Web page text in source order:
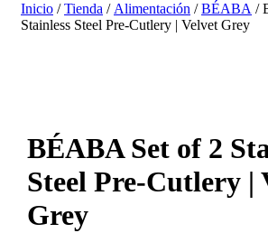
Inicio /Tienda / Alimentación /BÉABA /
Stainless Steel Pre-Cutlery | Velvet Grey
BÉABA Set of 2
Steel Pre-Cutlery |
Grey